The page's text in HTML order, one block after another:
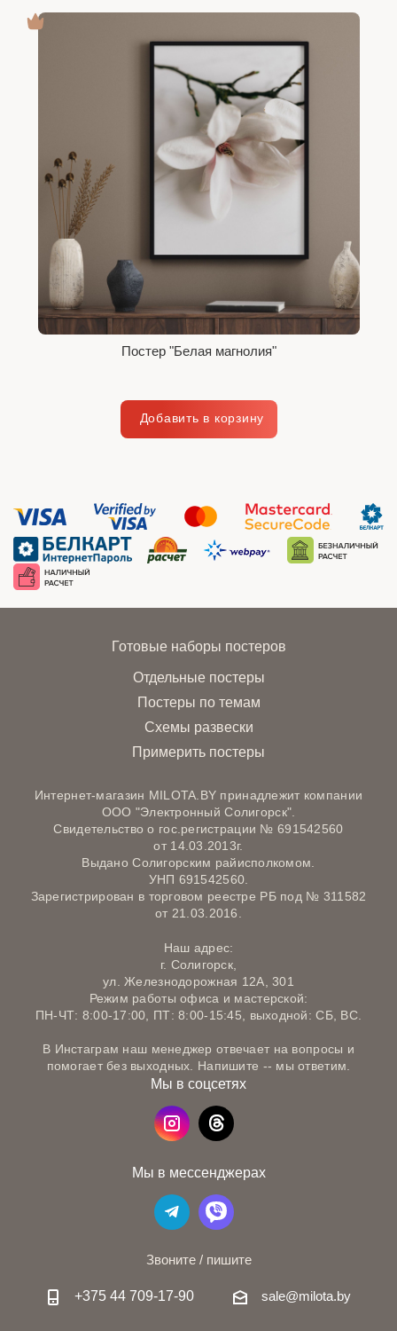
Постер "Белая магнолия"
Готовые наборы постеров
Отдельные постеры
Постеры по темам
Схемы развески
Примерить постеры
Интернет-магазин MILOTA.BY принадлежит компании
ООО "Электронный Солигорск".
Свидетельство о гос.регистрации № 691542560
от 14.03.2013г.
Выдано Солигорским райисполкомом.
УНП 691542560.
Зарегистрирован в торговом реестре РБ под № 311582
от 21.03.2016.
Наш адрес:
г. Солигорск,
ул. Железнодорожная 12А, 301
Режим работы офиса и мастерской:
ПН-ЧТ: 8:00-17:00, ПТ: 8:00-15:45, выходной: СБ, ВС.
В Инстаграм наш менеджер отвечает на вопросы и
помогает без выходных. Напишите -- мы ответим.
Мы в соцсетях
Мы в мессенджерах
Звоните / пишите
+375 44 709-17-90 sale@milota.by